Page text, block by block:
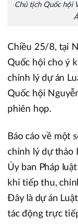
Chủ tịch Quốc hội
Chiều 25/8, tại
Quốc hội cho ý
chỉnh lý dự án
Quốc hội
phiên họp.
Báo cáo về một
chỉnh lý dự thảo
Ủy ban Pháp
khi tiếp thu,
Đây là dự án
tác động trực